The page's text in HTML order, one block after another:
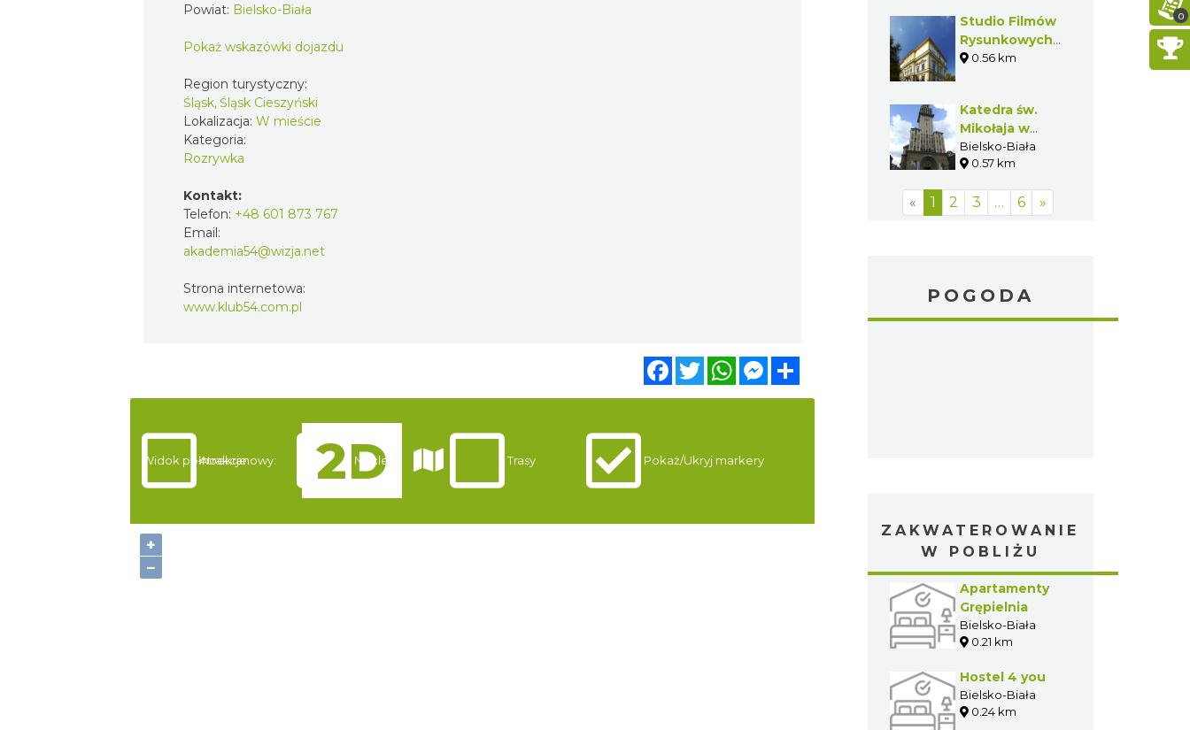
Powiat: Bielsko-Biała
Pokaż wskazówki dojazdu
Region turystyczny:
Śląsk, Śląsk Cieszyński
Lokalizacja: W mieście
Kategoria:
Rozrywka
Kontakt:
Telefon: +48 601 873 767
Email:
akademia54@wizja.net
Strona internetowa:
www.klub54.com.pl
FacebookTwitterWhatsAppMessenger
+
−
Widok pełnoekranowy:
Atrakcje Noclegi Trasy Pokaż/Ukryj markery
Studio Filmów
Rysunkowych
w Bielsku-
0.56 km
Katedra św.
Mikołaja w
Bielsku-Białej
Bielsko-Biała
0.57 km
« 1 2 3 … 6 »
POGODA
ZAKWATEROWANIE
W POBLIŻU
Apartamenty
Grępielnia
Bielsko-Biała
0.21 km
Hostel 4 you
Bielsko-Biała
0.24 km
0